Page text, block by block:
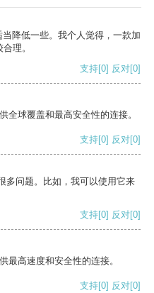
降低一些。我个人觉得，一款加
理。
支持[0] 反对[0]
全球覆盖和最高安全性的连接。
支持[0] 反对[0]
多问题。比如，我可以使用它来
支持[0] 反对[0]
最高速度和安全性的连接。
支持[0] 反对[0]